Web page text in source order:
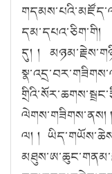
དམ་དཔའ་ཅིག་གི།
དུ། །
ལེགས་གཟིགས་ནས།
ལ། །